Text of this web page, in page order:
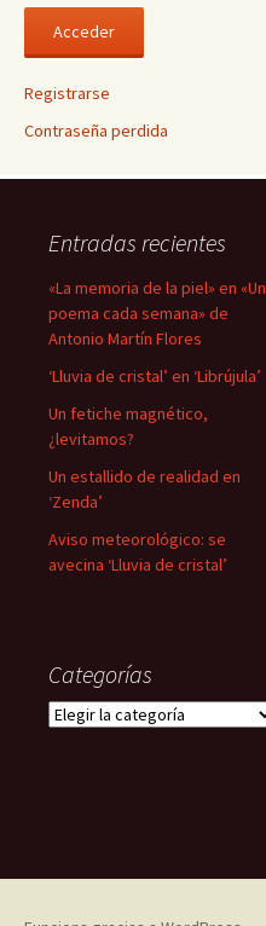
Registrarse
Contraseña perdida
Entradas recientes
«La memoria de la piel» en «Un
poema cada semana» de
Antonio Martín Flores
‘Lluvia de cristal’ en ‘Librújula’
Un fetiche magnético,
¿levitamos?
Un estallido de realidad en
‘Zenda’
Aviso meteorológico: se
avecina ‘Lluvia de cristal’
Categorías
Categorías